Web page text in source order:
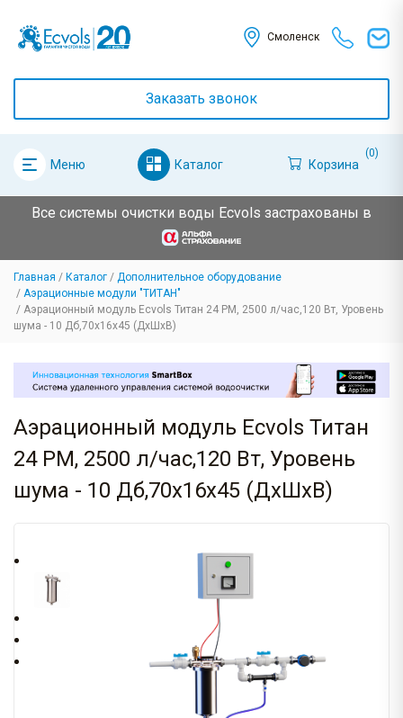
Смоленск
Заказать звонок
Меню Каталог Корзина
(0)
Все системы очистки воды Ecvols застрахованы в
Главная Каталог
Дополнительное оборудование
Аэрационные модули "ТИТАН"
Аэрационный модуль Ecvols Титан 24 РМ, 2500 л/час,120 Вт, Уровень
шума - 10 Дб,70х16х45 (ДхШхВ)
Аэрационный модуль Ecvols Титан
24 РМ, 2500 л/час,120 Вт, Уровень
шума - 10 Дб,70х16х45 (ДхШхВ)